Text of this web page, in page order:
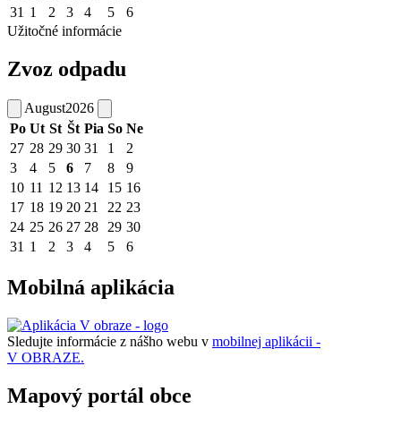
31 1 2 3 4 5
6
Užitočné informácie
Zvoz odpadu
August2026
Po Ut St Št Pia So Ne
27 28 29 30 31 1
2
3
4 5 6 7 8
9
10 11 12 13 14 15 16
17 18 19 20 21 22 23
24 25 26 27 28 29 30
31 1 2 3 4 5 6
Mobilná aplikácia
Sledujte informácie z nášho webu v mobilnej aplikácii -
V OBRAZE.
Mapový portál obce